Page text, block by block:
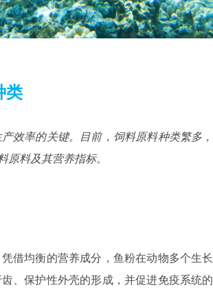
类
效率的关键。目前，饲料原料种类繁多，
料及其营养指标。
借均衡的营养成分，鱼粉在动物多个生长
、保护性外壳的形成，并促进免疫系统的